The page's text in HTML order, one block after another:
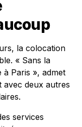
la colocation
« Sans la
Paris », admet
avec deux autres
services